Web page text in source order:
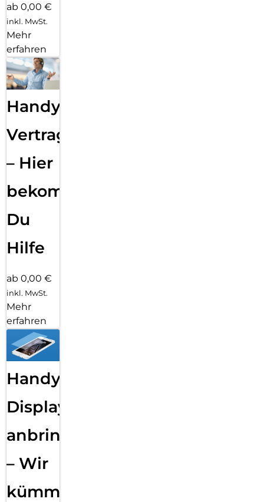
ab 0,00 €
inkl. MwSt.
Mehr
erfahren
Handy
Vertragsabwicklung
– Hier
bekommst
Du
Hilfe
ab 0,00 €
inkl. MwSt.
Mehr
erfahren
Handy
Displayfolie
anbringen
– Wir
kümmern